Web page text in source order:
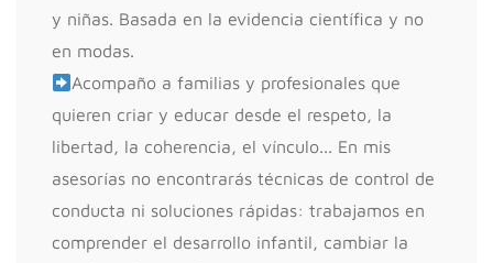
y niñas. Basada en la evidencia científica y no
en modas.
Acompaño a familias y profesionales que
quieren criar y educar desde el respeto, la
libertad, la coherencia, el vínculo... En mis
asesorías no encontrarás técnicas de control de
conducta ni soluciones rápidas: trabajamos en
comprender el desarrollo infantil, cambiar la